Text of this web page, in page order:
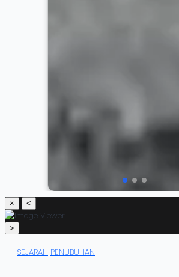
× <
>
SEJARAH PENUBUHAN